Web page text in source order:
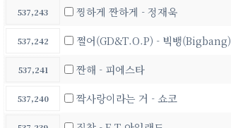
537,243 찡하게 짠하게 - 정재욱
537,242 쩔어(GD&T.O.P) - 빅뱅(Bigbang)
537,241 짠해 - 피에스타
537,240 짝사랑이라는 거 - 쇼코